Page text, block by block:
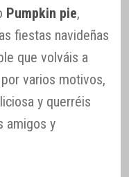
Pumpkin pie,
fiestas navideñas
que volváis a
varios motivos,
y querréis
amigos y